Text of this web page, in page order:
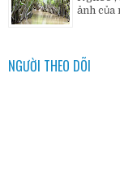
ảnh của
NGƯỜI THEO DÕI